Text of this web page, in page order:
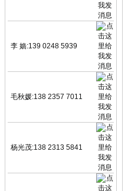
李 嫱:139 0248 5939
毛秋媛:138 2357 7011
杨光茂:138 2313 5841